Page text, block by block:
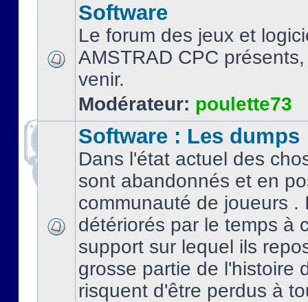
Software
Le forum des jeux et
AMSTRAD CPC
venir.
Modérateur: poulette73
Software : Les dumps
Dans l'état actuel des
sont abandonnés et en
communauté de joueurs .
détériorés par le temps à
support sur lequel ils
grosse partie de l'histoire
risquent d'être perdus à